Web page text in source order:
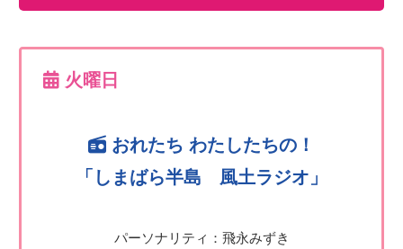
火曜日
おれたち わたしたちの！
「しまばら半島 風土ラジオ」
パーソナリティ：飛永みずき